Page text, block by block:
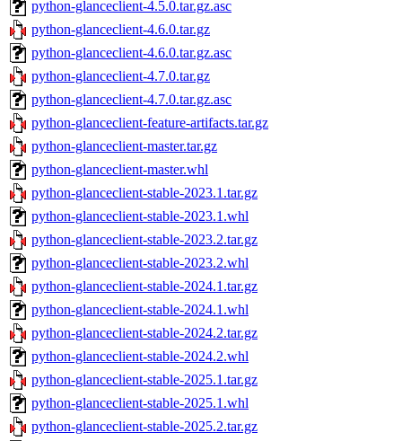
python-glanceclient-4.5.0.tar.gz.asc
python-glanceclient-4.6.0.tar.gz
python-glanceclient-4.6.0.tar.gz.asc
python-glanceclient-4.7.0.tar.gz
python-glanceclient-4.7.0.tar.gz.asc
python-glanceclient-feature-artifacts.tar.gz
python-glanceclient-master.tar.gz
python-glanceclient-master.whl
python-glanceclient-stable-2023.1.tar.gz
python-glanceclient-stable-2023.1.whl
python-glanceclient-stable-2023.2.tar.gz
python-glanceclient-stable-2023.2.whl
python-glanceclient-stable-2024.1.tar.gz
python-glanceclient-stable-2024.1.whl
python-glanceclient-stable-2024.2.tar.gz
python-glanceclient-stable-2024.2.whl
python-glanceclient-stable-2025.1.tar.gz
python-glanceclient-stable-2025.1.whl
python-glanceclient-stable-2025.2.tar.gz